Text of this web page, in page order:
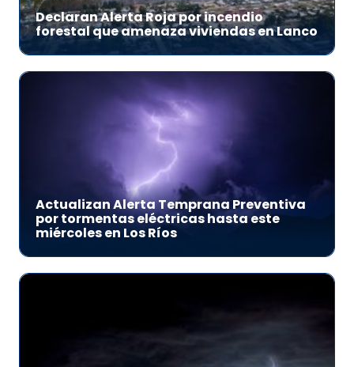
Declaran Alerta Roja por incendio
forestal que amenaza viviendas en Lanco
Actualizan Alerta Temprana Preventiva
por tormentas eléctricas hasta este
miércoles en Los Ríos